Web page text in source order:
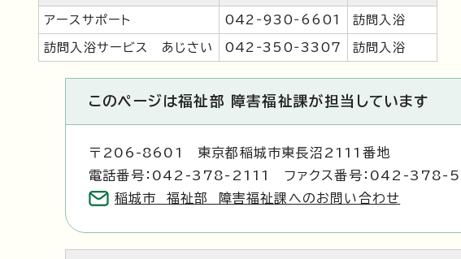
アースサポート 042‐930‐6601 訪問入浴
訪問入浴サービス あじさい 042‐350‐3307 訪問入浴
このページは福祉部 障害福祉課が担当しています
〒206-8601 東京都稲城市東長沼2111番地
電話番号：042-378-2111 ファクス番号：042-378-
稲城市 福祉部 障害福祉課へのお問い合わせ